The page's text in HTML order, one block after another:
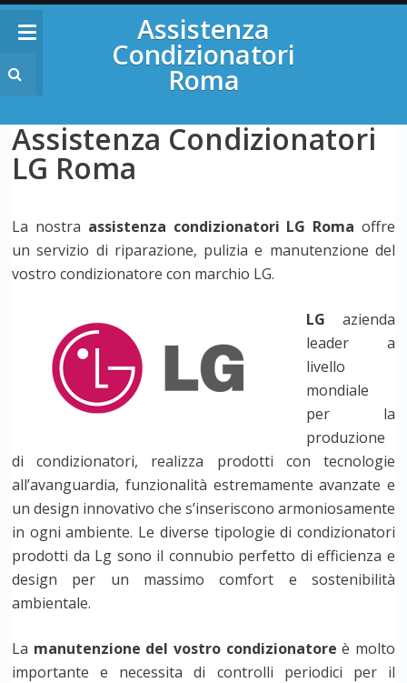
Assistenza
Condizionatori
Roma
Assistenza Condizionatori
LG Roma
La nostra assistenza condizionatori LG Roma offre
un servizio di riparazione, pulizia e manutenzione del
vostro condizionatore con marchio LG.
LG azienda
leader a
livello
mondiale
per la
produzione
di condizionatori, realizza prodotti con tecnologie
all’avanguardia, funzionalità estremamente avanzate e
un design innovativo che s’inseriscono armoniosamente
in ogni ambiente. Le diverse tipologie di condizionatori
prodotti da Lg sono il connubio perfetto di efficienza e
design per un massimo comfort e sostenibilità
ambientale.
La manutenzione del vostro condizionatore è molto
importante e necessita di controlli periodici per il